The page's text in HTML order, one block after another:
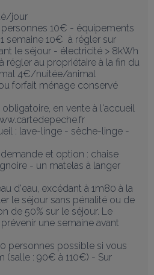
jour
personnes 10€ - équipements
10€  à régler sur
le séjour - électricité > 8kWh
régler au propriétaire à la fin du
4€/nuitée/animal
forfait ménage conservé
en vente à l'accueil
: lave-linge - sèche-linge -
et option : chaise
- un matelas à langer
d'eau, excédant à 1m80 à la
le séjour sans pénalité ou de
de 50% sur le séjour. Le
une semaine avant
personnes possible si vous
(salle : 90€ à 110€) - Sur